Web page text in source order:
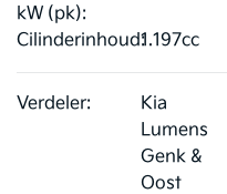
kW (pk):
Cilinderinhoud:1.197cc
Verdeler:
Kia
Lumens
Genk &
Oost